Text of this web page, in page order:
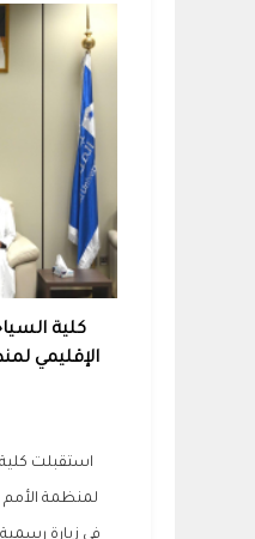
كلية
الإقليمي
استقبلت كلية
لمنظمة